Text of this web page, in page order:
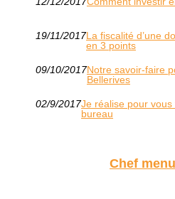
19/11/2017La fiscalité d’une
en 3 points
09/10/2017Notre savoir-faire
Bellerives
02/9/2017Je réalise pour
bureau
Chef